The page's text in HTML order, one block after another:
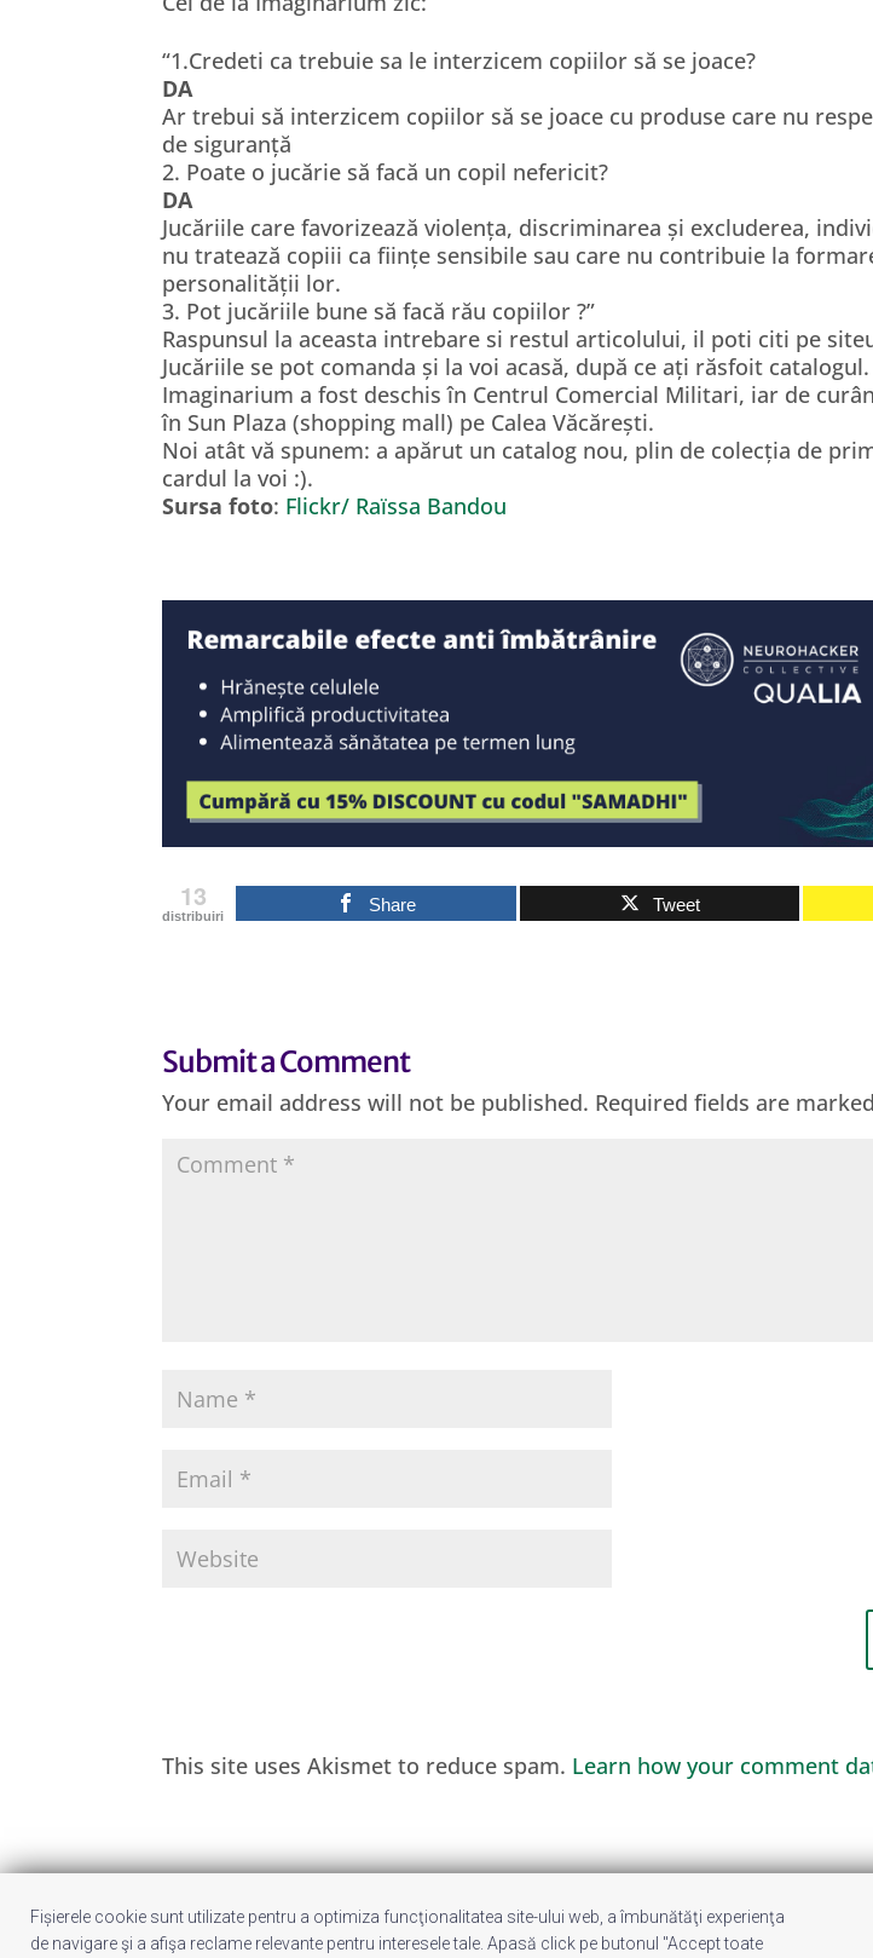
“1.Credeti ca trebuie sa le interzicem copiilor să se joace?
DA
Ar trebui să interzicem copiilor să se joace cu produse care nu
de siguranță
2. Poate o jucărie să facă un copil nefericit?
DA
Jucăriile care favorizează violența, discriminarea și excluderea,
nu tratează copiii ca ființe sensibile sau care nu contribuie la
personalității lor.
3. Pot jucăriile bune să facă rău copiilor ?”
Raspunsul la aceasta intrebare si restul articolului, il poti citi pe
Jucăriile se pot comanda și la voi acasă, după ce ați răsfoit
Imaginarium a fost deschis în Centrul Comercial Militari, iar de
în Sun Plaza (shopping mall) pe Calea Văcărești.
Noi atât vă spunem: a apărut un catalog nou, plin de colecția de
cardul la voi :).
Sursa foto: Flickr/ Raïssa Bandou
13
distribuiri
Share Tweet
Submit a Comment
Your email address will not be published. Required fields are
This site uses Akismet to reduce spam. Learn how your comment
Despre noi Publicitate Voi despre noi Privacy Contact
Fișierele cookie sunt utilizate pentru a optimiza funcţionalitatea site-ului web, a îmbunătăţi experienţa
de navigare şi a afişa reclame relevante pentru interesele tale. Apasă click pe butonul "Accept toate